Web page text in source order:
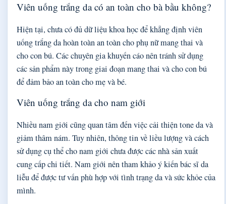
Viên uống trắng da có an toàn cho bà bầu không?
Hiện tại, chưa có đủ dữ liệu khoa học để khẳng định viên
uống trắng da hoàn toàn an toàn cho phụ nữ mang thai và
cho con bú. Các chuyên gia khuyến cáo nên tránh sử dụng
các sản phẩm này trong giai đoạn mang thai và cho con bú
để đảm bảo an toàn cho mẹ và bé.
Viên uống trắng da cho nam giới
Nhiều nam giới cũng quan tâm đến việc cải thiện tone da và
giảm thâm nám. Tuy nhiên, thông tin về liều lượng và cách
sử dụng cụ thể cho nam giới chưa được các nhà sản xuất
cung cấp chi tiết. Nam giới nên tham khảo ý kiến bác sĩ da
liễu để được tư vấn phù hợp với tình trạng da và sức khỏe của
mình.